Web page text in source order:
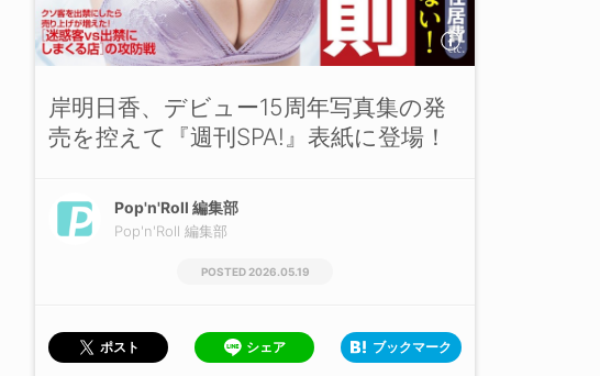
岸明日香、デビュー15周年写真集の発
売を控えて『週刊SPA!』表紙に登場！
Pop'n'Roll 編集部
Pop'n'Roll 編集部
2026.05.19
ポスト シェア ブックマーク